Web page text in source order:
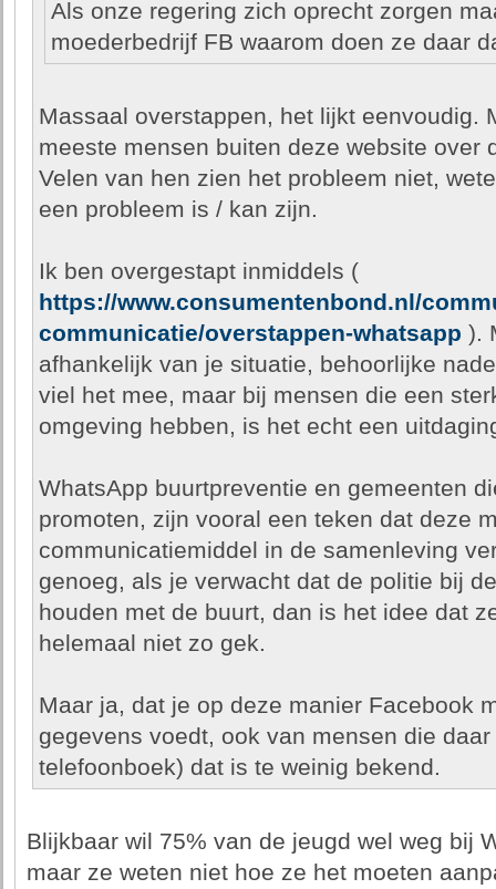
Als onze regering zich oprecht zorgen
moederbedrijf FB waarom doen ze daar
Massaal overstappen, het lijkt eenvoudig.
meeste mensen buiten deze website over
Velen van hen zien het probleem niet,
een probleem is / kan zijn.
Ik ben overgestapt inmiddels (
https://www.consumentenbond.nl/
communicatie/overstappen-whatsapp ).
afhankelijk van je situatie, behoorlijke
viel het mee, maar bij mensen die een
omgeving hebben, is het echt een
WhatsApp buurtpreventie en gemeenten
promoten, zijn vooral een teken dat deze
communicatiemiddel in de samenleving
genoeg, als je verwacht dat de politie bij
houden met de buurt, dan is het idee dat
helemaal niet zo gek.
Maar ja, dat je op deze manier Facebook
gegevens voedt, ook van mensen die
telefoonboek) dat is te weinig bekend.
Blijkbaar wil 75% van de jeugd wel weg bij
maar ze weten niet hoe ze het moeten